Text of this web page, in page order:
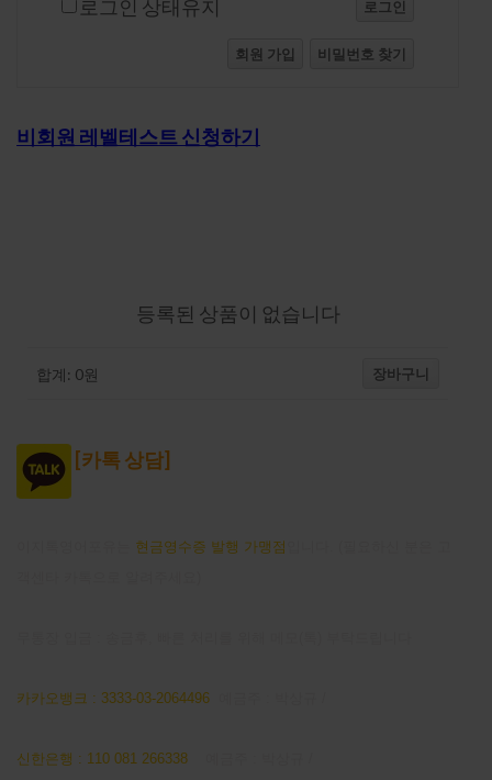
로그인 상태유지 로그인
회원 가입 비밀번호 찾기
비회원 레벨테스트 신청하기
등록된 상품이 없습니다
합계: 0원 장바구니
[카톡 상담]
현금영수증 발행 가맹점
카카오뱅크 : 3333-03-2064496
신한은행 : 110 081 266338